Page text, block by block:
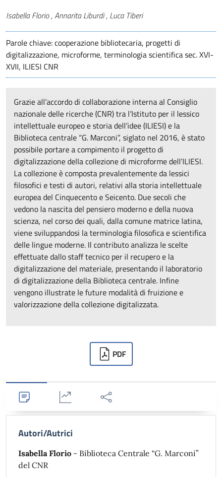
Autori
Isabella Florio , Annarita Liburdi , Luca Tiberi
Parole chiave: cooperazione bibliotecaria, progetti di
digitalizzazione, microforme, terminologia scientifica sec. XVI-
XVII, ILIESI CNR
Grazie all’accordo di collaborazione interna al Consiglio
nazionale delle ricerche (CNR) tra l’Istituto per il lessico
intellettuale europeo e storia dell’idee (ILIESI) e la
Biblioteca centrale “G. Marconi”, siglato nel 2016, è stato
possibile portare a compimento il progetto di
digitalizzazione della collezione di microforme dell’ILIESI.
La collezione è composta prevalentemente da lessici
filosofici e testi di autori, relativi alla storia intellettuale
europea del Cinquecento e Seicento. Due secoli che
vedono la nascita del pensiero moderno e della nuova
scienza, nel corso dei quali, dalla comune matrice latina,
viene sviluppandosi la terminologia filosofica e scientifica
delle lingue moderne. Il contributo analizza le scelte
effettuate dallo staff tecnico per il recupero e la
digitalizzazione del materiale, presentando il laboratorio
di digitalizzazione della Biblioteca centrale. Infine
vengono illustrate le future modalità di fruizione e
valorizzazione della collezione digitalizzata.
PDF
Dettagli Statistiche Condividi
Autori/Autrici
Isabella Florio - Biblioteca Centrale “G. Marconi”
del CNR